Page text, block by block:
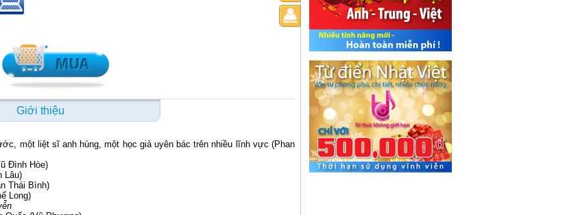
Giới thiệu
một liệt sĩ anh hùng, một học giả uyên bác trên nhiều lĩnh vực (Phan
Đình Hòe)
Lâu)
Thái Bình)
Long)